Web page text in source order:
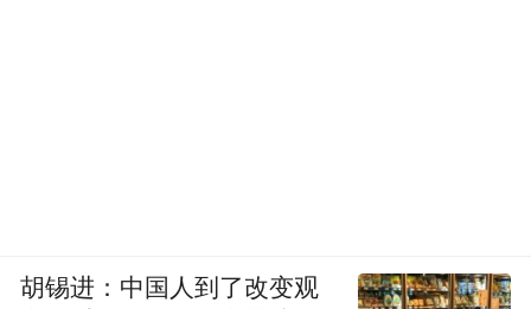
胡锡进：中国人到了改变观